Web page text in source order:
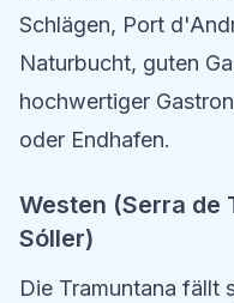
Schlägen, Port
Naturbucht, guten
hochwertiger
oder Endhafen.
Westen (Serra de
Sóller)
Die Tramuntana fällt